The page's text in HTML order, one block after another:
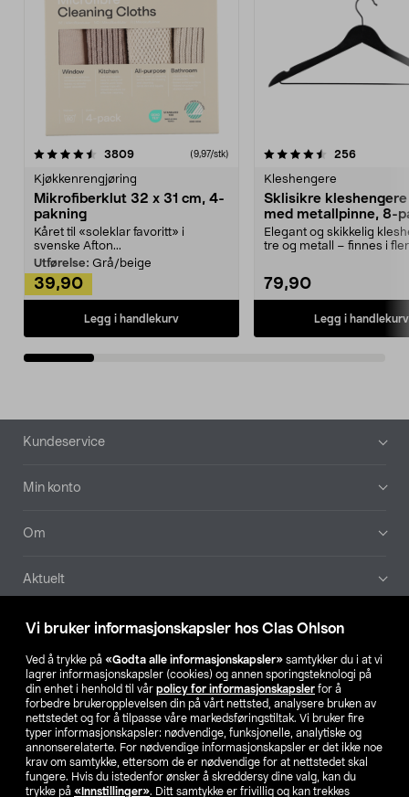
Vi bruker informasjonskapsler hos Clas Ohlson
Ved å trykke på «Godta alle informasjonskapsler» samtykker du i at vi
lagrer informasjonskapsler (cookies) og annen sporingsteknologi på
din enhet i henhold til vår policy for informasjonskapsler for å
forbedre brukeropplevelsen din på vårt nettsted, analysere bruken av
nettstedet og for å tilpasse våre markedsføringstiltak. Vi bruker fire
typer informasjonskapsler: nødvendige, funksjonelle, analytiske og
annonserelaterte. For nødvendige informasjonskapsler er det ikke noe
krav om samtykke, ettersom de er nødvendige for at nettstedet skal
fungere. Hvis du istedenfor ønsker å skreddersy dine valg, kan du
trykke på «Innstillinger». Ditt samtykke er frivillig og kan trekkes
3809anmeldelser(9,97/stk)
Kjøkkenrengjøring
Mikrofiberklut 32 x 31 cm, 4-
pakning
Kåret til «soleklar favoritt» i
svenske Afton...
Utførelse: Grå/beige
39,90
Legg i handlekurv
4.5av 5 stjerner 256
Kleshengere
Sklisikre
med metallpinne, 8-
Elegant og skikkelig
tre og metall – finnes i
79,90
Legg i handlekurv
4.5av 5 stjerner
Bunntekst
Kundeservice
Min konto
Om
Aktuelt
Våre selskaper
Finn din butikk
SE NO FI